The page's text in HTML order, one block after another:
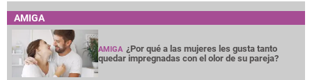
AMIGA
AMIGA ¿Por qué a las mujeres les gusta tanto
quedar impregnadas con el olor de su pareja?